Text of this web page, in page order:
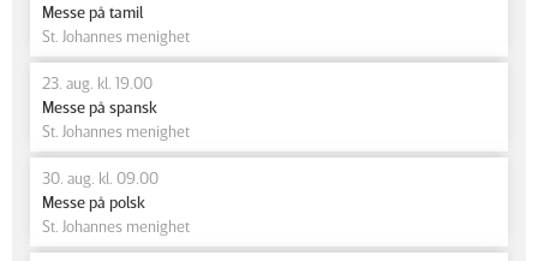
Messe på tamil
St. Johannes menighet
23. aug. kl. 19.00
Messe på spansk
St. Johannes menighet
30. aug. kl. 09.00
Messe på polsk
St. Johannes menighet